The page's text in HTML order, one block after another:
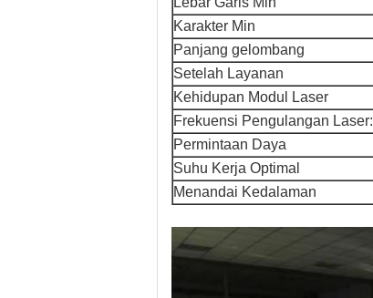
Karakter Min
Panjang gelombang
Setelah Layanan
Kehidupan Modul Laser
Frekuensi Pengulangan Laser:
Permintaan Daya
Suhu Kerja Optimal
Menandai Kedalaman